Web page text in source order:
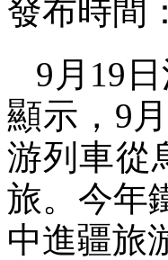
發布時間
9月19
顯示，9
游列車從
旅。今年
中進疆旅